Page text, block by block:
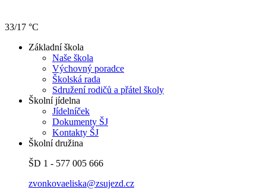
33/17 °C
Základní škola
Naše škola
Výchovný poradce
Školská rada
Sdružení rodičů a přátel školy
Školní jídelna
Jídelníček
Dokumenty ŠJ
Kontakty ŠJ
Školní družina
ŠD 1 - 577 005 666
zvonkovaeliska@zsujezd.cz